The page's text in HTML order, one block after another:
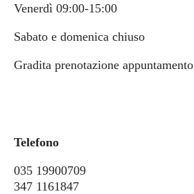
Venerdì 09:00-15:00
Sabato e domenica chiuso
Gradita prenotazione appuntamento
Telefono
035 19900709
347 1161847